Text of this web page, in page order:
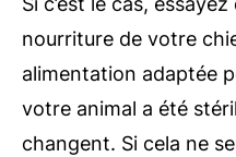
nourriture de votre
alimentation adaptée
votre animal a été
changent. Si cela ne